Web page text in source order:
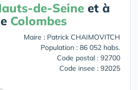
de-Seine et à
Colombes
Maire : Patrick CHAIMOVITCH
Population : 86 052 habs.
Code postal : 92700
Code insee : 92025